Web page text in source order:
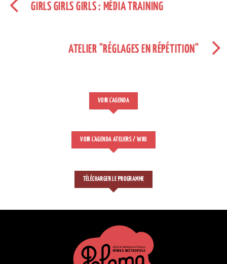
GIRLS GIRLS GIRLS : MÉDIA TRAINING
ATELIER "RÉGLAGES EN RÉPÉTITION"
VOIR L'AGENDA
VOIR L'AGENDA ATELIERS / WIKI
TÉLÉCHARGER LE PROGRAMME